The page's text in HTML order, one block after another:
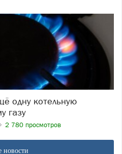
газу
2 780 просмотров
новости